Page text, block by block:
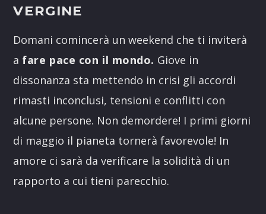
VERGINE
Domani comincerà un weekend che ti inviterà
a fare pace con il mondo. Giove in
dissonanza sta mettendo in crisi gli accordi
rimasti inconclusi, tensioni e conflitti con
alcune persone. Non demordere! I primi giorni
di maggio il pianeta tornerà favorevole! In
amore ci sarà da verificare la solidità di un
rapporto a cui tieni parecchio.